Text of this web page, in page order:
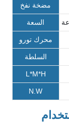
مضخة نفخ
السعة
محرك تورو
السلطة
L*M*H
N.W